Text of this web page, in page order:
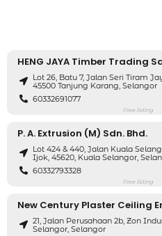
HENG JAYA Timber Trading
Lot 26, Batu 7, Jalan Seri Tiram
45500 Tanjung Karang, Selangor
60332691077
Free listing
P. A. Extrusion (M) Sdn. Bhd.
Lot 424 & 440, Jalan Kuala
Ijok, 45620, Kuala Selangor,
60332793328
Free listing
New Century Plaster Ceiling
21, Jalan Perusahaan 2b, Zon
Selangor, Selangor